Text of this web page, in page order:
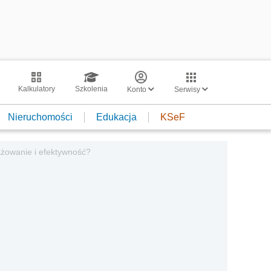
Kalkulatory Szkolenia Konto Serwisy
Nieruchomości Edukacja KSeF
i efektywność?